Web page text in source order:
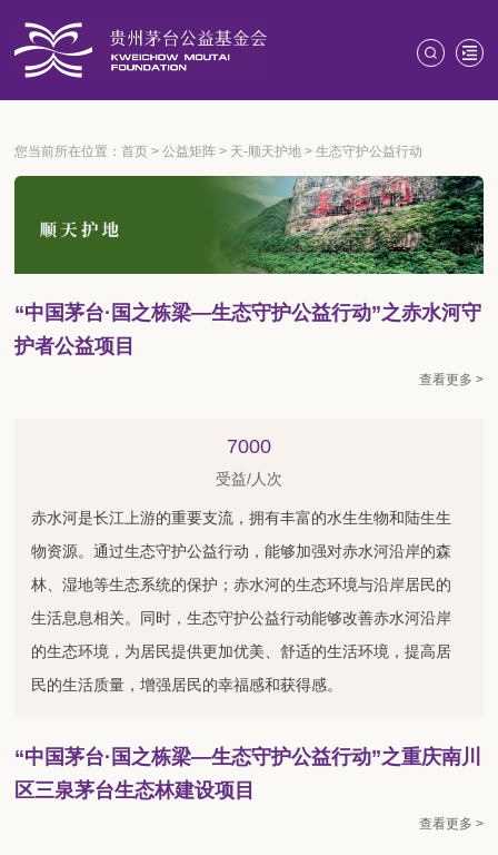
您当前所在位置：首页 >公益矩阵 > 天-顺天护地 >生态守护公益行动
“中国茅台·国之栋梁—生态守护公益行动”之赤水河守
护者公益项目
查看更多 >
7000
受益/人次
赤水河是长江上游的重要支流，拥有丰富的水生生物和陆生生
物资源。通过生态守护公益行动，能够加强对赤水河沿岸的森
林、湿地等生态系统的保护；赤水河的生态环境与沿岸居民的
生活息息相关。同时，生态守护公益行动能够改善赤水河沿岸
的生态环境，为居民提供更加优美、舒适的生活环境，提高居
民的生活质量，增强居民的幸福感和获得感。
“中国茅台·国之栋梁—生态守护公益行动”之重庆南川
区三泉茅台生态林建设项目
查看更多 >